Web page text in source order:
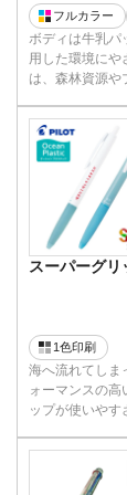
フルカラー
ボディは牛乳パ
用した環境にや
は、森林資源や
スーパーグ
1色印刷
海へ流れてしま
ォーマンスの高